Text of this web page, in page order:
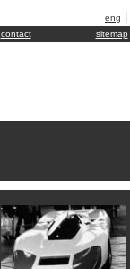
eng
contact
sitemap